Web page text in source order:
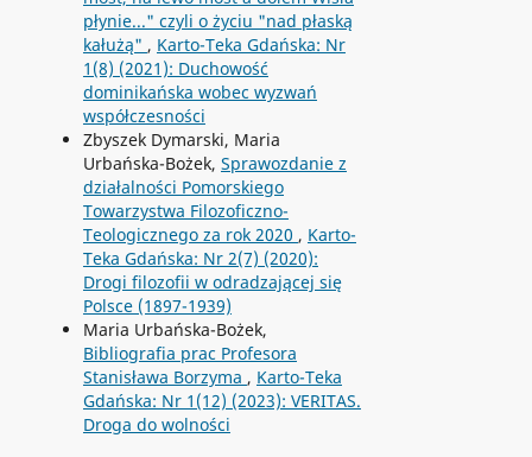
płynie..." czyli o życiu "nad płaską
kałużą" , Karto-Teka Gdańska: Nr
1(8) (2021): Duchowość
dominikańska wobec wyzwań
współczesności
Zbyszek Dymarski, Maria
Urbańska-Bożek, Sprawozdanie z
działalności Pomorskiego
Towarzystwa Filozoficzno-
Teologicznego za rok 2020 , Karto-
Teka Gdańska: Nr 2(7) (2020):
Drogi filozofii w odradzającej się
Polsce (1897-1939)
Maria Urbańska-Bożek,
Bibliografia prac Profesora
Stanisława Borzyma , Karto-Teka
Gdańska: Nr 1(12) (2023): VERITAS.
Droga do wolności